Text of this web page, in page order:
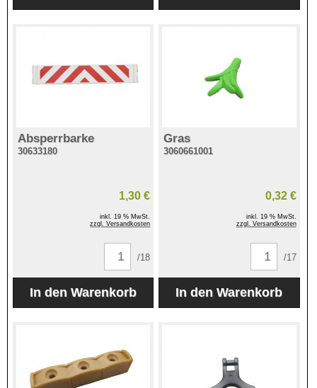
Absperrbarke
30633180
1,30 €
inkl. 19 % MwSt.
zzgl. Versandkosten
/18
Gras
3060661001
0,32 €
inkl. 19 % MwSt.
zzgl. Versandkosten
/17